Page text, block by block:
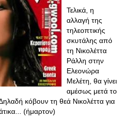
Τελικά, η
αλλαγή της
τηλεοπτικής
σκυτάλης από
τη Νικολέττα
Ράλλη στην
Ελεονώρα
Μελέτη, θα γίνει
αμέσως μετά το
κόβουν τη θεά Νικολέττα για
(ήμαρτον)